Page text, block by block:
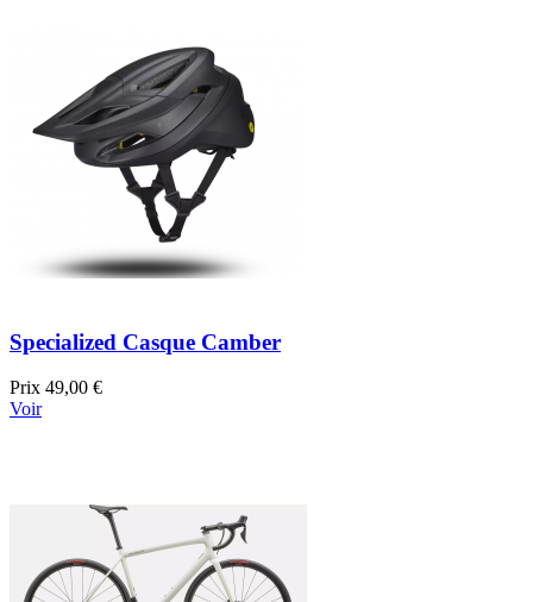
Specialized Casque Camber
Prix 49,00 €
Voir